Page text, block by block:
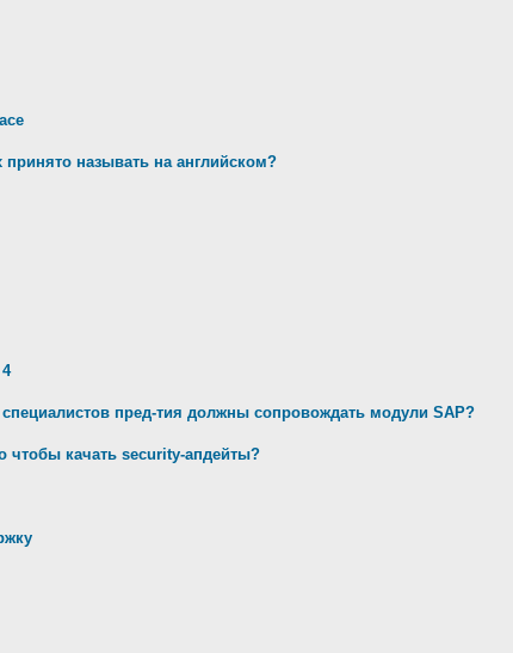
принято называть на английском?
пред-тия должны сопровождать модули SAP?
чтобы качать security-апдейты?